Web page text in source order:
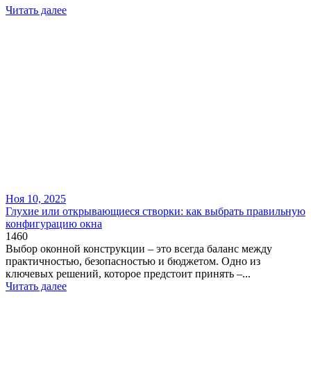
Читать далее
Ноя 10, 2025
Глухие или открывающиеся створки: как выбрать правильную
конфигурацию окна
1460
Выбор оконной конструкции – это всегда баланс между
практичностью, безопасностью и бюджетом. Одно из
ключевых решений, которое предстоит принять –...
Читать далее